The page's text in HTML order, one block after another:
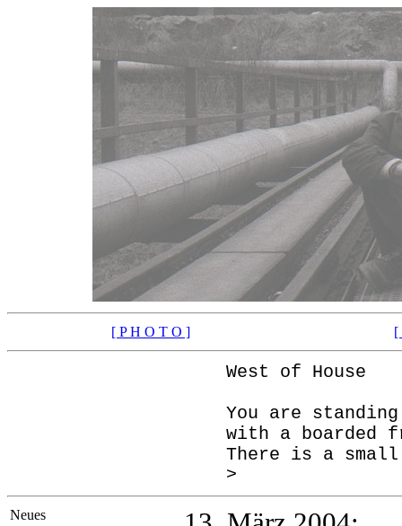
[ P H O T O ] [
West of House
You are
with a boarded
There is a
>
Neues